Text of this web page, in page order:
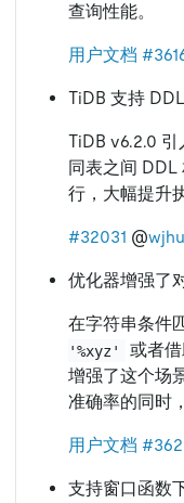
查询性能。
用户文档
TiDB 支持
TiDB v6.2.0
同表之间
行，大幅提升
#32031 @
优化器增强了
在字符串条件
'%xyz'
或者
增强了这个场
准确率的同时
用户文档
支持窗口函数